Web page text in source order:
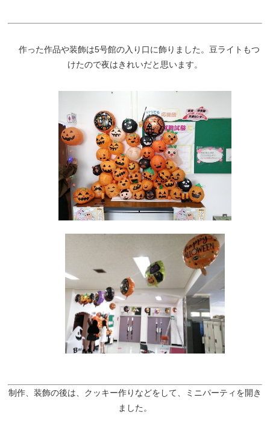
作った作品や装飾は5号館の入り口に飾りました。豆ライトもつ
けたので夜はきれいだと思います。
制作、装飾の後は、クッキー作りなどをして、ミニパーティを開き
ました。